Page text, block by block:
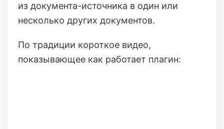
из документа-источника в один или
несколько других документов.
По традиции короткое видео,
показывающее как работает плагин: